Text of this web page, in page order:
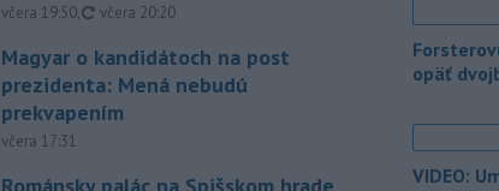
včera 19:50, aktualizované
včera 20:20
Magyar o kandidátoch na post
prezidenta: Mená nebudú
prekvapením
včera 17:31
13:50 -
na
úroveň
chrániče
prestávky.
opäť
VIDEO: